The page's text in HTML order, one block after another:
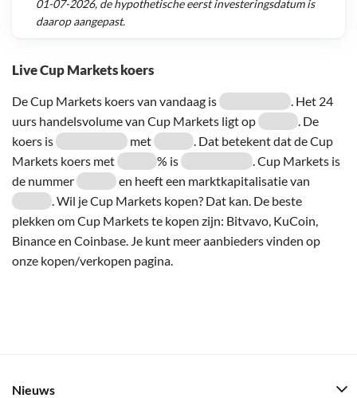
Live Cup Markets koers
De Cup Markets koers van vandaag is
. Het 24
uurs handelsvolume van Cup Markets ligt op
. De
koers is
met
. Dat betekent dat de Cup
Markets koers met
% is
. Cup Markets is
de nummer
en heeft een marktkapitalisatie van
. Wil je Cup Markets kopen? Dat kan. De beste
plekken om Cup Markets te kopen zijn: Bitvavo, KuCoin,
Binance en Coinbase. Je kunt meer aanbieders vinden op
onze kopen/verkopen pagina.
01-07-2026, de hypothetische eerst investeringsdatum is
daarop aangepast.
Nieuws